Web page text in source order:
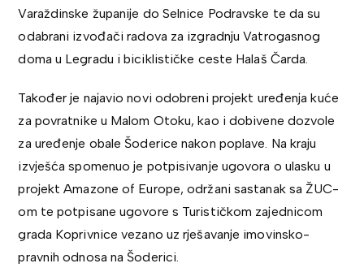
Varaždinske županije do Selnice Podravske te da su
odabrani izvođači radova za izgradnju Vatrogasnog
doma u Legradu i biciklističke ceste Halaš Čarda.
Također je najavio novi odobreni projekt uređenja kuće
za povratnike u Malom Otoku, kao i dobivene dozvole
za uređenje obale Šoderice nakon poplave. Na kraju
izvješća spomenuo je potpisivanje ugovora o ulasku u
projekt Amazone of Europe, održani sastanak sa ŽUC-
om te potpisane ugovore s Turističkom zajednicom
grada Koprivnice vezano uz rješavanje imovinsko-
pravnih odnosa na Šoderici.